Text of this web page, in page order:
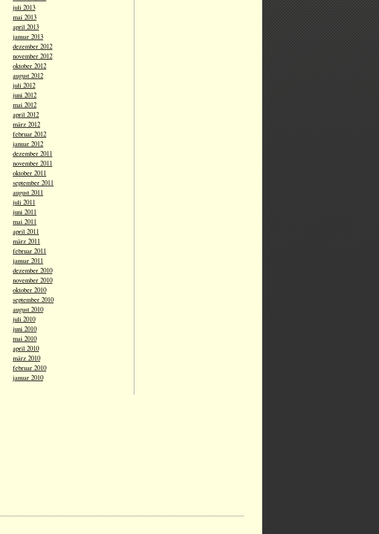
juli 2013
mai 2013
april 2013
januar 2013
dezember 2012
november 2012
oktober 2012
august 2012
juli 2012
juni 2012
mai 2012
april 2012
märz 2012
februar 2012
januar 2012
dezember 2011
november 2011
oktober 2011
september 2011
august 2011
juli 2011
juni 2011
mai 2011
april 2011
märz 2011
februar 2011
januar 2011
dezember 2010
november 2010
oktober 2010
september 2010
august 2010
juli 2010
juni 2010
mai 2010
april 2010
märz 2010
februar 2010
januar 2010